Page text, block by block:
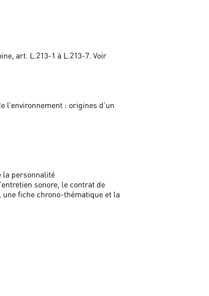
art. L.213-1 à L.213-7. Voir
: origines d’un
la personnalité
sonore, le contrat de
fiche chrono-thématique et la